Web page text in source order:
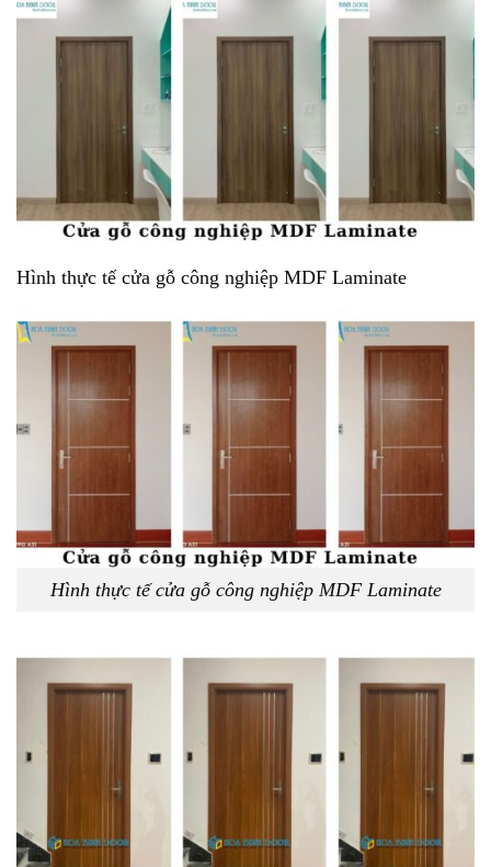
Hình thực tế cửa gỗ công nghiệp MDF Laminate
Hình thực tế cửa gỗ công nghiệp MDF Laminate